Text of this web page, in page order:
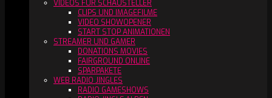
VIDEOS FÜR SCHAUSTELLER
CLIPS UND IMAGEFILME
VIDEO SHOWOPENER
START STOP ANIMATIONEN
STREAMER UND GAMER
DONATIONS MOVIES
FAIRGROUND ONLINE
SPARPAKETE
WEB RADIO JINGLES
RADIO GAMESHOWS